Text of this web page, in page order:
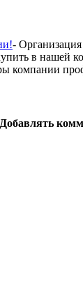
-
в нашей
компании
Добавлять